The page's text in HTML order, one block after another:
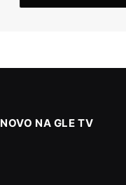
NOVO NA GLE TV